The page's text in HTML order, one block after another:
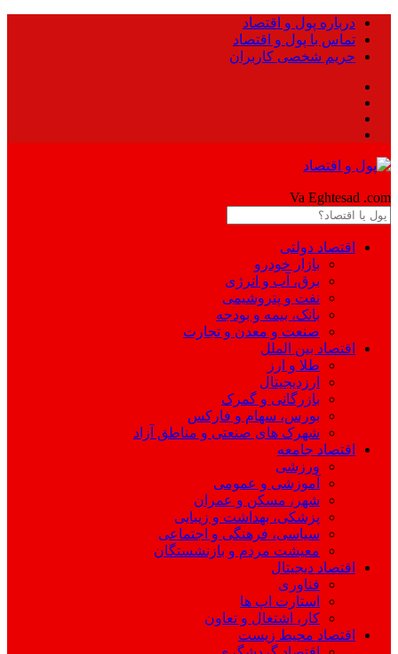
درباره پول و اقتصاد
تماس با پول و اقتصاد
حریم شخصی کاربران
Va Eghtesad .com
اقتصاد دولتی
بازار خودرو
برق، آب و انرژی
نفت و پتروشیمی
بانک، بیمه و بودجه
صنعت و معدن و تجارت
اقتصاد بین الملل
طلا و ارز
ارزدیجیتال
بازرگانی و گمرک
بورس، سهام و فارکس
شهرک های صنعتی و مناطق آزاد
اقتصاد جامعه
ورزشی
آموزشی و عمومی
شهر، مسکن و عمران
پزشکی، بهداشت و زیبایی
سیاسی، فرهنگی و اجتماعی
معیشت مردم و بازنشستگان
اقتصاد دیجیتال
فناوری
استارت اپ ها
کار، اشتغال و تعاون
اقتصاد محیط زیست